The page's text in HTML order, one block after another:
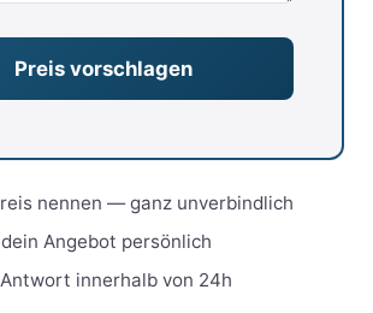
nennen — ganz unverbindlich
Angebot persönlich
innerhalb von 24h